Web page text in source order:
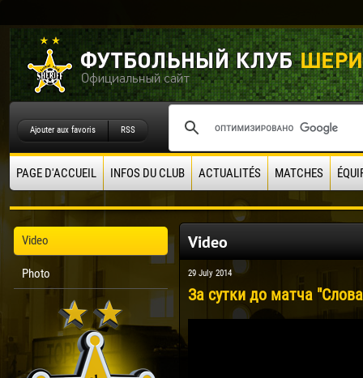
Ajouter aux favoris RSS
PAGE D'ACCUEIL INFOS DU CLUB ACTUALITÉS MATCHES
Video
Photo
Video
29 July 2014
За сутки до матча